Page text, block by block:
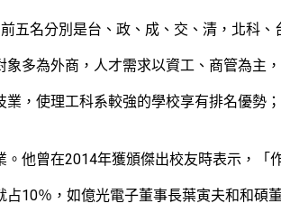
五名分別是台、政、成、交、清，北科
多為外商，人才需求以資工、商管為主
，使理工科系較強的學校享有排名優勢
他曾在2014年獲頒傑出校友時表示，「
10％，如億光電子董事長葉寅夫和和碩